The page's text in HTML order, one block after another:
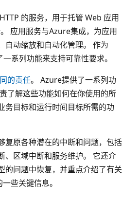
的服务，用于托管 Web 应用
应用服务与Azure集成，为应用
自动缩放和自动化管理。 作为
系列功能来支持可靠性要求。
的责任。 Azure提供了一系列功
了解这些功能如何在你使用的所
务目标和运行时间目标所需的功
复原各种潜在的中断和问题，包括
、区域中断和服务维护。 它还介
的问题中恢复，并重点介绍了有关
些关键信息。